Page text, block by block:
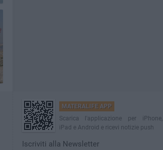
MATERALIFE APP
Scarica l'applicazione per iPhone,
iPad e Android e ricevi notizie push
Iscriviti alla Newsletter